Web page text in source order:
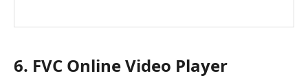
6. FVC Online Video Player